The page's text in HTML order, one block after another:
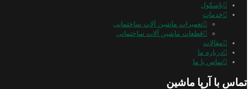
باسکول
خدمات
تعمیرات ماشین آلات ساختمانی
قطعات ماشین آلات ساختمانی
مقالات
درباره ما
تماس با ما
تماس با آرپا ماشین